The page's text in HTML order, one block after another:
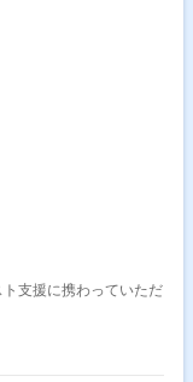
支援に携わっていただ